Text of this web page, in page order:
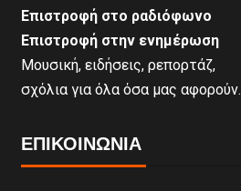
Επιστροφή στο ραδιόφωνο
Επιστροφή στην ενημέρωση
Μουσική, ειδήσεις, ρεπορτάζ,
σχόλια για όλα όσα μας αφορούν.
ΕΠΙΚΟΙΝΩΝΊΑ